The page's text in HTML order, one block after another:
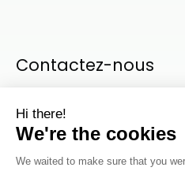
Contactez-nous
LinkedIn